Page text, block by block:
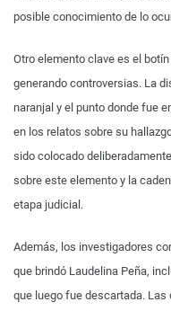
posible conocimiento de lo
Otro elemento clave es el
generando controversias. La
naranjal y el punto donde fue
en los relatos sobre su
sido colocado
sobre este elemento y la
etapa judicial.
Además, los investigadores
que brindó Laudelina Peña,
que luego fue descartada.